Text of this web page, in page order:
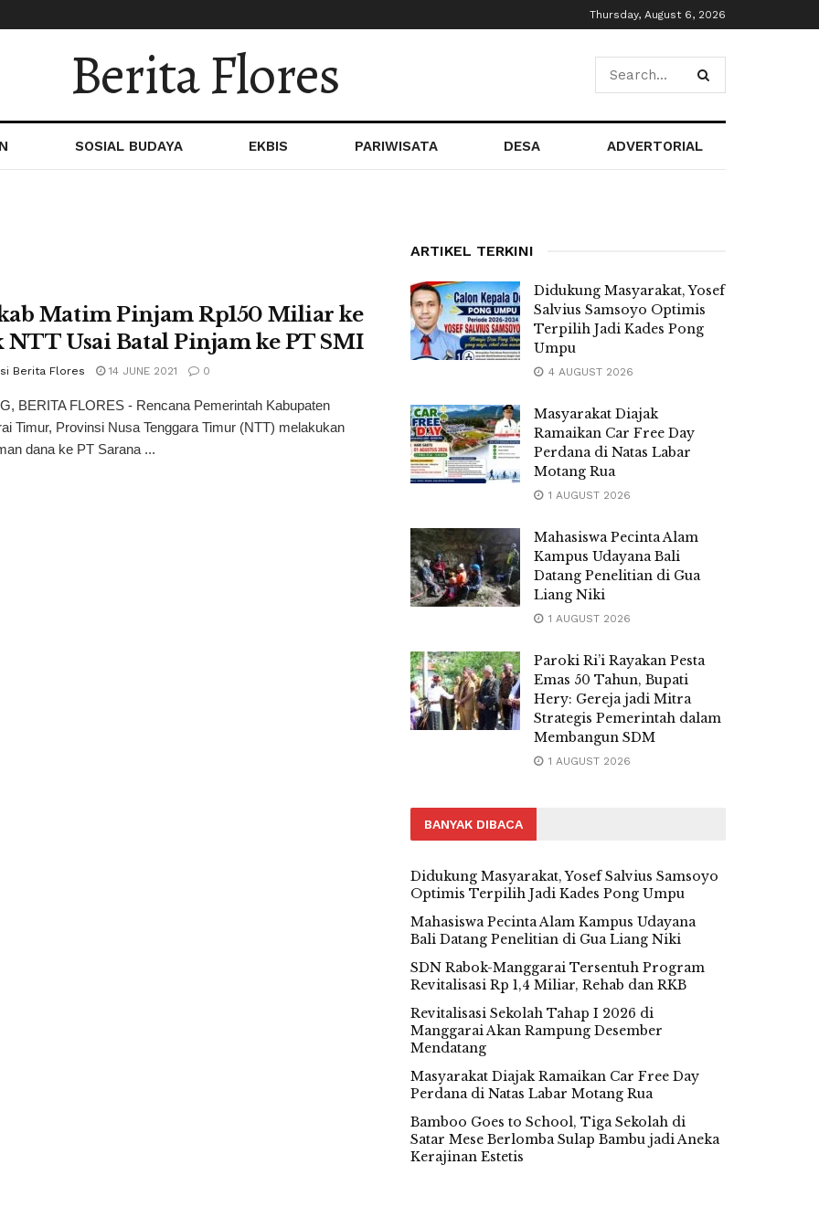
Thursday, August 6, 2026
Berita Flores
SOSIAL BUDAYA EKBIS PARIWISATA DESA ADVERTORIAL
Matim Pinjam Rp150 Miliar ke
NTT Usai Batal Pinjam ke PT SMI
Berita Flores 14 JUNE 2021 0
BERITA FLORES - Rencana Pemerintah Kabupaten
Timur, Provinsi Nusa Tenggara Timur (NTT) melakukan
dana ke PT Sarana ...
ARTIKEL TERKINI
Didukung Masyarakat, Yosef
Salvius Samsoyo Optimis
Terpilih Jadi Kades Pong
Umpu
4 AUGUST 2026
Masyarakat Diajak
Ramaikan Car Free Day
Perdana di Natas Labar
Motang Rua
1 AUGUST 2026
Mahasiswa Pecinta Alam
Kampus Udayana Bali
Datang Penelitian di Gua
Liang Niki
1 AUGUST 2026
Paroki Ri’i Rayakan Pesta
Emas 50 Tahun, Bupati
Hery: Gereja jadi Mitra
Strategis Pemerintah dalam
Membangun SDM
1 AUGUST 2026
BANYAK DIBACA
Didukung Masyarakat, Yosef Salvius Samsoyo
Optimis Terpilih Jadi Kades Pong Umpu
Mahasiswa Pecinta Alam Kampus Udayana
Bali Datang Penelitian di Gua Liang Niki
SDN Rabok-Manggarai Tersentuh Program
Revitalisasi Rp 1,4 Miliar, Rehab dan RKB
Revitalisasi Sekolah Tahap I 2026 di
Manggarai Akan Rampung Desember
Mendatang
Masyarakat Diajak Ramaikan Car Free Day
Perdana di Natas Labar Motang Rua
Bamboo Goes to School, Tiga Sekolah di
Satar Mese Berlomba Sulap Bambu jadi Aneka
Kerajinan Estetis